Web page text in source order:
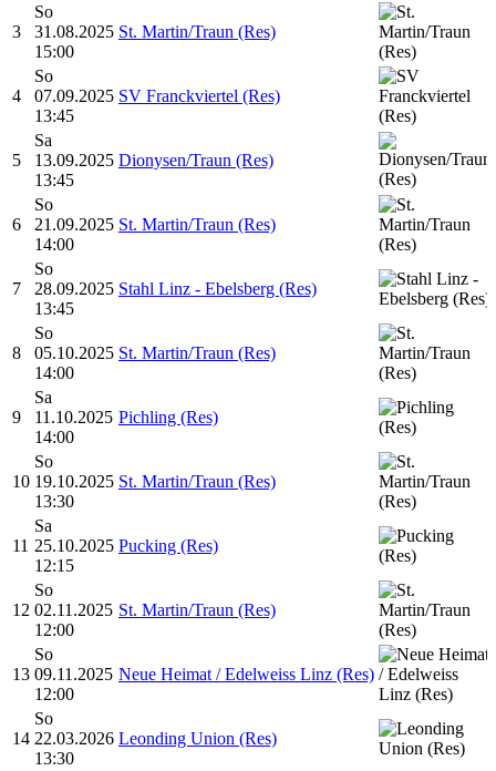
3
So
31.08.2025
15:00
St. Martin/Traun (Res)
4
So
07.09.2025
13:45
SV Franckviertel (Res)
5
Sa
13.09.2025
13:45
Dionysen/Traun (Res)
6
So
21.09.2025
14:00
St. Martin/Traun (Res)
7
So
28.09.2025
13:45
Stahl Linz - Ebelsberg (Res)
8
So
05.10.2025
14:00
St. Martin/Traun (Res)
9
Sa
11.10.2025
14:00
Pichling (Res)
10
So
19.10.2025
13:30
St. Martin/Traun (Res)
11
Sa
25.10.2025
12:15
Pucking (Res)
12
So
02.11.2025
12:00
St. Martin/Traun (Res)
13
So
09.11.2025
12:00
Neue Heimat / Edelweiss Linz (Res)
14
So
22.03.2026
13:30
Leonding Union (Res)